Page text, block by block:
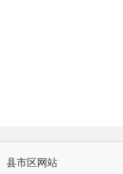
县市区网站